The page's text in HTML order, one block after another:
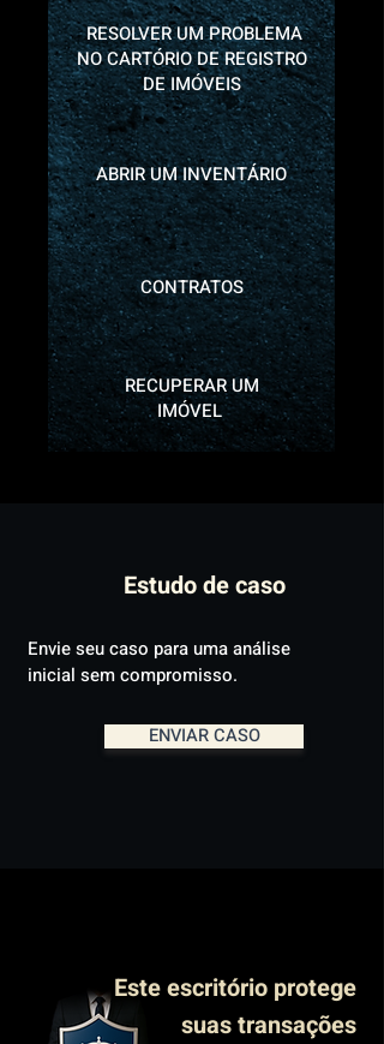
RESOLVER UM PROBLEMA
NO CARTÓRIO DE REGISTRO
DE IMÓVEIS
CONTRATOS
RECUPERAR UM
IMÓVEL
ABRIR UM INVENTÁRIO
Estudo de caso
Envie seu caso para uma análise
inicial sem compromisso.
ENVIAR CASO
Este escritório protege
suas transações